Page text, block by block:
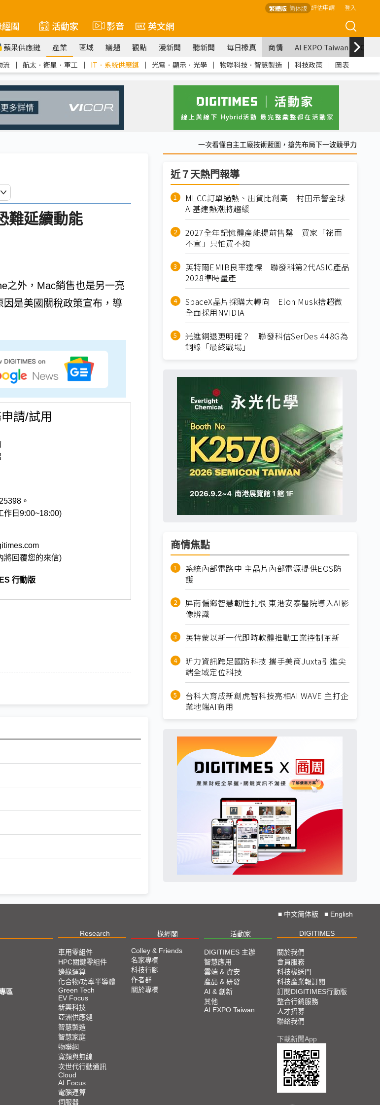
繁體版 简体版 評估申請 登入
閣 活動家 影音 英文網
蘋果供應鏈 產業 區域 議題 觀點 漫新聞 聽新聞 每日椽真 商情 AI EXPO Taiwan
流 ｜ 航太．衛星．軍工 ｜ IT．系統供應鏈 ｜ 光電．顯示．光學 ｜ 物聯科技．智慧製造 ｜ 科技政策 ｜ 圖表
一次看懂自主工廠技術藍圖，搶先布局下一波競爭力
難延續動能
之外，Mac銷售也是另一亮
是美國關稅政策宣布，導
請/試用
。
作日9:00~18:00)
將回覆您的來信)
行動版
近７天熱門報導
MLCC訂單過熱、出貨比創高 村田示警全球
AI基建熱潮將趨緩
2027全年記憶體產能提前售罄 買家「祕而
不宣」只怕買不夠
英特爾EMIB良率達標 聯發科第2代ASIC產品
2028準時量產
SpaceX晶片採購大轉向 Elon Musk捨超微
全面採用NVIDIA
光進銅退更明確？ 聯發科估SerDes 448G為
銅線「最終戰場」
商情焦點
系統內部電路中 主晶片內部電源提供EOS防
護
屏南偏鄉智慧韌性扎根 東港安泰醫院導入AI影
像辨識
英特蒙以新一代即時軟體推動工業控制革新
昕力資訊跨足國防科技 攜手美商Juxta引進尖
端全域定位科技
台科大育成新創虎智科技亮相AI WAVE 主打企
業地端AI商用
■ 中文简体版 ■ English
Research 椽經閣 活動家 DIGITIMES
區
車用零組件
HPC關鍵零組件
邊緣運算
化合物/功率半導體
Green Tech
EV Focus
新興科技
亞洲供應鏈
智慧製造
智慧家庭
物聯網
寬頻與無線
次世代行動通訊
Cloud
AI Focus
電腦運算
伺服器
Colley & Friends
名家專欄
科技行腳
作者群
關於專欄
DIGITIMES 主辦
智慧應用
雲端 & 資安
產品 & 研發
AI & 創新
其他
AI EXPO Taiwan
關於我們
會員服務
科技椽送門
科技產業報訂閱
訂閱DIGITIMES行動版
整合行銷服務
人才招募
聯絡我們
下載新聞App